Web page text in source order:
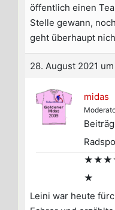
öffentlich einen
Stelle gewann,
geht überhaupt
28. August 2021
midas
★
Leini war heute